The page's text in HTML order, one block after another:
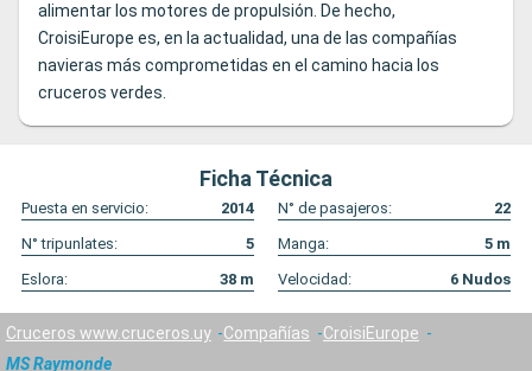
alimentar los motores de propulsión. De hecho,
CroisiEurope es, en la actualidad, una de las compañías
navieras más comprometidas en el camino hacia los
cruceros verdes.
Ficha Técnica
Puesta en servicio: 2014 N° de pasajeros:
22
N° tripunlates:
5 Manga: 5 m
Eslora:
38 m Velocidad: 6 Nudos
Cruceros www.cruceros.uy Compañías
CroisiEurope
MS Raymonde